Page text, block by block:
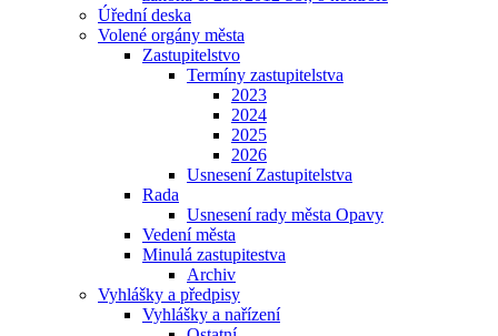
Úřední deska
Volené orgány města
Zastupitelstvo
Termíny zastupitelstva
2023
2024
2025
2026
Usnesení Zastupitelstva
Rada
Usnesení rady města Opavy
Vedení města
Minulá zastupitestva
Archiv
Vyhlášky a předpisy
Vyhlášky a nařízení